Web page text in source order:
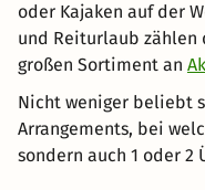
oder Kajaken auf der
und Reiturlaub zählen
großen Sortiment an
Nicht weniger beliebt
Arrangements, bei
sondern auch 1 oder 2